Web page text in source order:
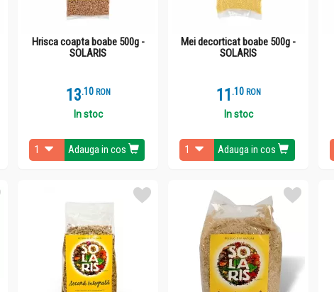
Hrisca coapta boabe 500g -
SOLARIS
13.1 RON
In stoc
Adauga in cos
Mei decorticat boabe 500g -
SOLARIS
11 .1 RON
In stoc
Adauga in cos